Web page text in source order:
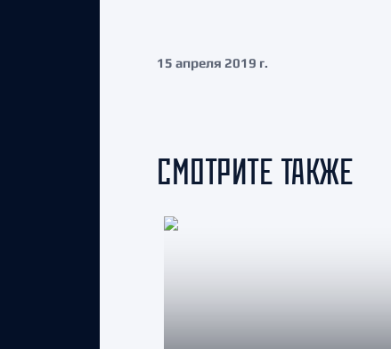
15 апреля 2019 г.
СМОТРИТЕ ТАКЖЕ